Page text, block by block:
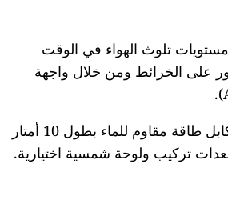
تلوث الهواء في الوقت
على الخرائط ومن خلال واجهة
تأتي المحطة مزودة بكابل طاقة مقاوم للماء بطول 10 أمتار